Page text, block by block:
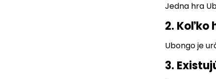
Jedna hra
2. Koľko
Ubongo je
3.